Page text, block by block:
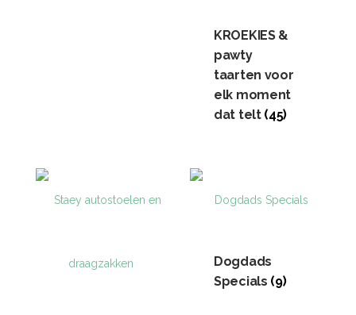
KROEKIES &
pawty
taarten voor
elk moment
dat telt (45)
Dogdads
Specials (9)